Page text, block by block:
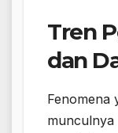
Tren
dan
Fenomena
munculnya